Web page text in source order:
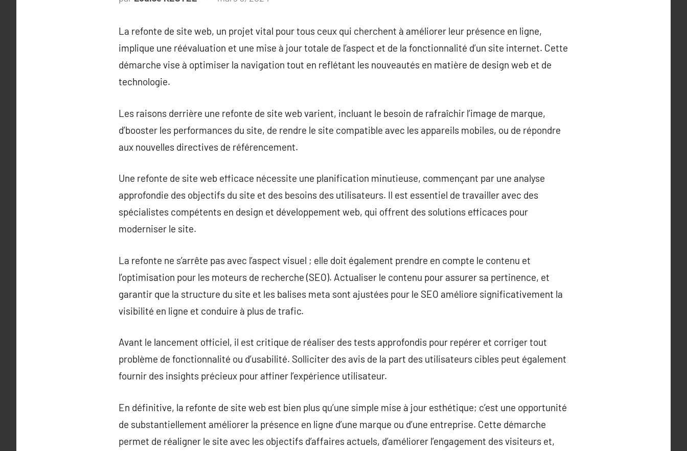
La refonte de site web, un projet vital pour tous ceux qui cherchent à améliorer leur présence en ligne,
implique une réévaluation et une mise à jour totale de l’aspect et de la fonctionnalité d’un site internet. Cette
démarche vise à optimiser la navigation tout en reflétant les nouveautés en matière de design web et de
technologie.
Les raisons derrière une refonte de site web varient, incluant le besoin de rafraîchir l’image de marque,
d’booster les performances du site, de rendre le site compatible avec les appareils mobiles, ou de répondre
aux nouvelles directives de référencement.
Une refonte de site web efficace nécessite une planification minutieuse, commençant par une analyse
approfondie des objectifs du site et des besoins des utilisateurs. Il est essentiel de travailler avec des
spécialistes compétents en design et développement web, qui offrent des solutions efficaces pour
moderniser le site.
La refonte ne s’arrête pas avec l’aspect visuel ; elle doit également prendre en compte le contenu et
l’optimisation pour les moteurs de recherche (SEO). Actualiser le contenu pour assurer sa pertinence, et
garantir que la structure du site et les balises meta sont ajustées pour le SEO améliore significativement la
visibilité en ligne et conduire à plus de trafic.
Avant le lancement officiel, il est critique de réaliser des tests approfondis pour repérer et corriger tout
problème de fonctionnalité ou d’usabilité. Solliciter des avis de la part des utilisateurs cibles peut également
fournir des insights précieux pour affiner l’expérience utilisateur.
En définitive, la refonte de site web est bien plus qu’une simple mise à jour esthétique; c’est une opportunité
de substantiellement améliorer la présence en ligne d’une marque ou d’une entreprise. Cette démarche
permet de réaligner le site avec les objectifs d’affaires actuels, d’améliorer l’engagement des visiteurs et,